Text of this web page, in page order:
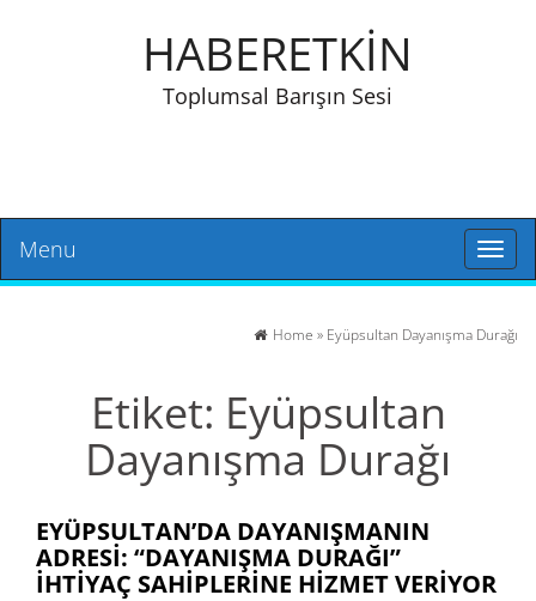
HABERETKİN
Toplumsal Barışın Sesi
Toggle
Menu
Home » Eyüpsultan Dayanışma Durağı
Etiket: Eyüpsultan
Dayanışma Durağı
EYÜPSULTAN’DA DAYANIŞMANIN
ADRESI: “DAYANIŞMA DURAĞI”
IHTIYAÇ SAHIPLERINE HIZMET VERIYOR